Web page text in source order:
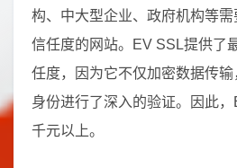
构、中大型企业、政府机构等
信任度的网站。EV SSL提供了
任度，因为它不仅加密数据传
身份进行了深入的验证。因此
千元以上。